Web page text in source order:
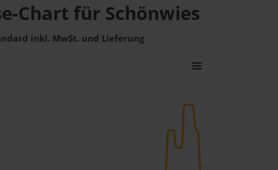
Chart für Schönwies
inkl. MwSt. und Lieferung